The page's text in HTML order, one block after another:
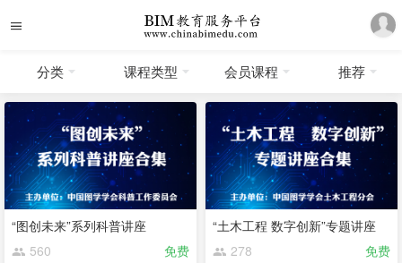
分类 课程类型 会员课程 推荐
“图创未来”系列科普讲座
560
免费
“土木工程 数字创新”专题讲座
278
免费